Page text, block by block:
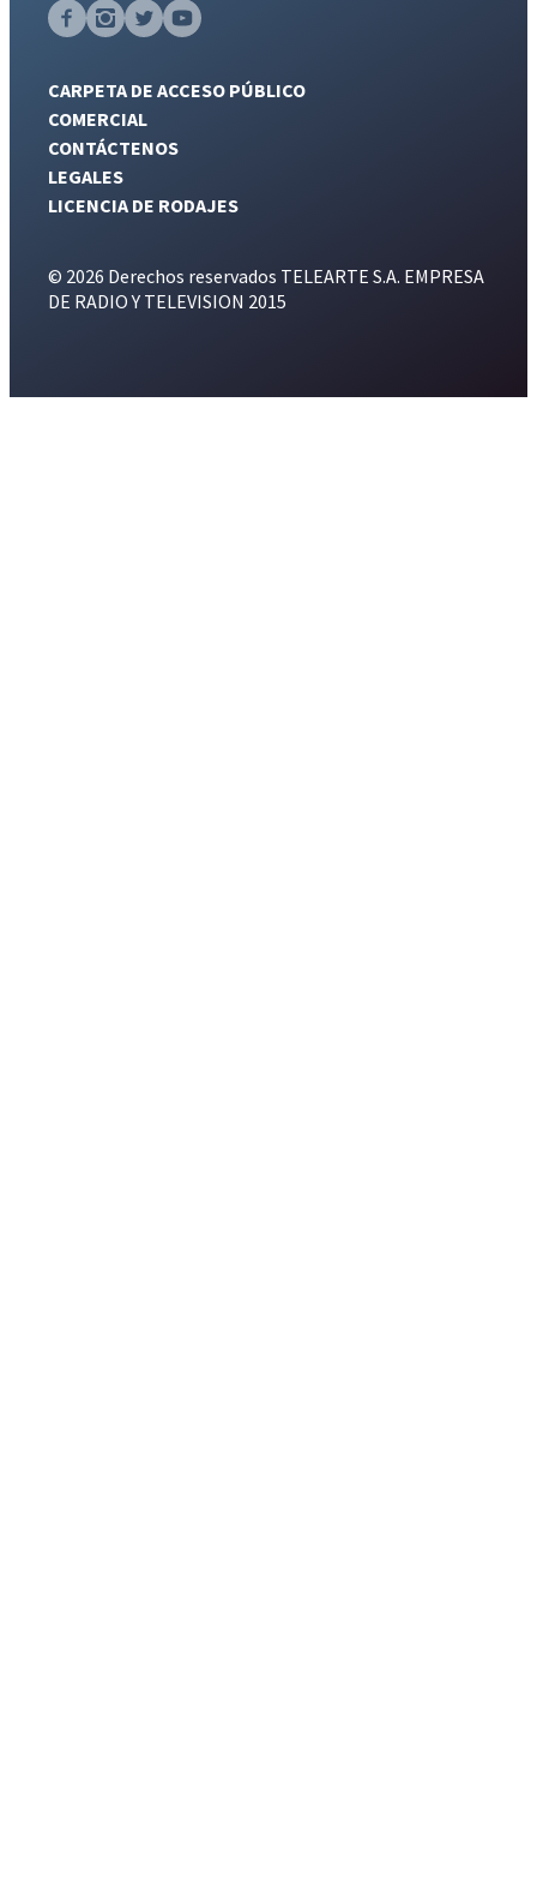
CARPETA DE ACCESO PÚBLICO
COMERCIAL
CONTÁCTENOS
LEGALES
LICENCIA DE RODAJES
© 2026 Derechos reservados TELEARTE S.A. EMPRESA
DE RADIO Y TELEVISION 2015